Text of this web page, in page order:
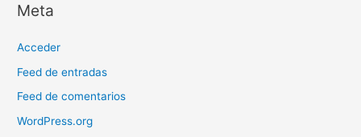
Meta
Acceder
Feed de entradas
Feed de comentarios
WordPress.org